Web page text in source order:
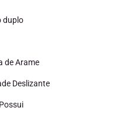
duplo
de Arame
Deslizante